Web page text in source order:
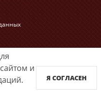
и
Я СОГЛАСЕН
Service Point Group OÜ